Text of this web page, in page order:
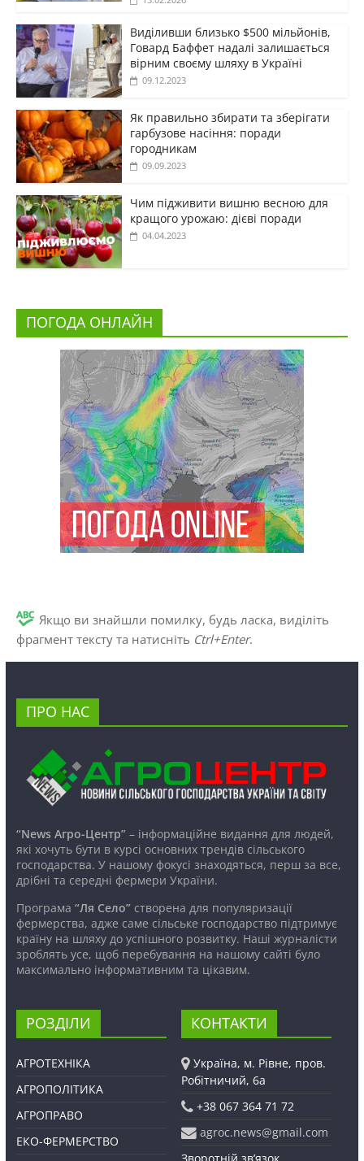
Виділивши близько $500 мільйонів,
Говард Баффет надалі залишається
вірним своєму шляху в Україні
09.12.2023
Як правильно збирати та зберігати
гарбузове насіння: поради
городникам
09.09.2023
Чим підживити вишню весною для
кращого урожаю: дієві поради
04.04.2023
ПОГОДА ОНЛАЙН
Якщо ви знайшли помилку, будь ласка, виділіть
фрагмент тексту та натисніть Ctrl+Enter.
ПРО НАС
“News Агро-Центр”– інформаційне видання для людей,
які хочуть бути в курсі основних трендів сільського
господарства. У нашому фокусі знаходяться, перш за все,
дрібні та середні фермери України.
Програма “Ля Село”створена для популяризації
фермерства, адже саме сільське господарство підтримує
країну на шляху до успішного розвитку. Наші журналісти
зроблять усе, щоб перебування на нашому сайті було
максимально інформативним та цікавим.
РОЗДІЛИ
АГРОТЕХНІКА
АГРОПОЛІТИКА
АГРОПРАВО
ЕКО-ФЕРМЕРСТВО
КОНТАКТИ
Україна, м. Рівне, пров.
Робітничий, 6а
+38 067 364 71 72
agroc.news@gmail.com